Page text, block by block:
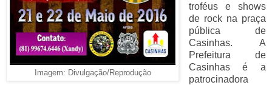
Imagem: Divulgação/Reprodução
troféus e shows
de rock na praça
pública de
Casinhas. A
Prefeitura de
Casinhas é a
patrocinadora